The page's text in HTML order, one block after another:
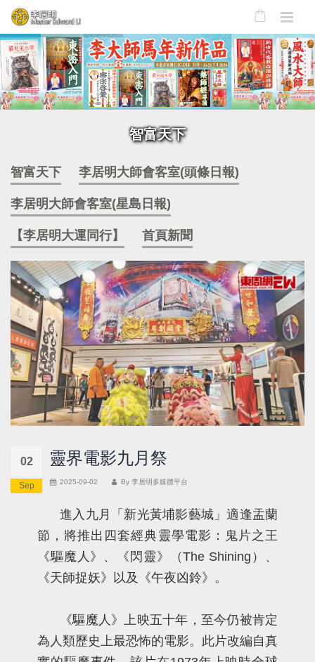
智富天下
智富天下 李居明大師會客室(頭條日報)
李居明大師會客室(星島日報)
【李居明大運同行】 首頁新聞
02
Sep
靈界電影九月祭
2025-09-02 By 李居明多媒體平台
進入九月「新光黃埔影藝城」適逢盂蘭
節，將推出四套經典靈學電影：鬼片之王
《驅魔人》、《閃靈》（The Shining）、
《天師捉妖》以及《午夜凶鈴》。
《驅魔人》上映五十年，至今仍被肯定
為人類歷史上最恐怖的電影。此片改編自真